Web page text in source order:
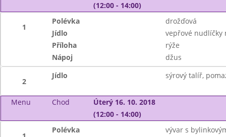
(12:00 - 14:00)
1
Polévka
drožďová
Jídlo
vepřové nudlíčky
Příloha
rýže
Nápoj
džus
2
Jídlo sýrový talíř,
Menu Chod
Úterý 16. 10. 2018
(12:00 - 14:00)
Polévka
vývar s